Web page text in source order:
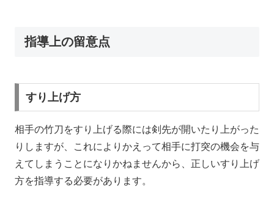
指導上の留意点
すり上げ方
相手の竹刀をすり上げる際には剣先が開いたり上がった
りしますが、これによりかえって相手に打突の機会を与
えてしまうことになりかねませんから、正しいすり上げ
方を指導する必要があります。